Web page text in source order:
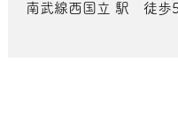
南武線西国立 駅 徒歩